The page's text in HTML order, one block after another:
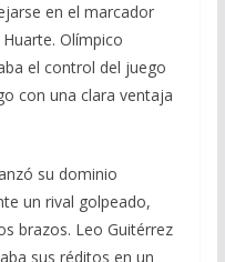
en el marcador
Olímpico
el control del juego
con una clara ventaja
su dominio
un rival golpeado,
brazos. Leo Guitérrez
sus réditos en un